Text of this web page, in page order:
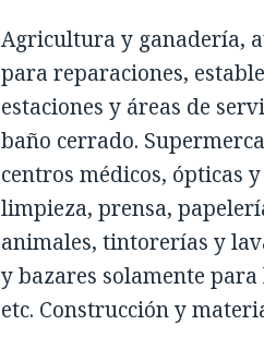
Agricultura y ganadería,
para reparaciones,
estaciones y áreas de
baño cerrado.
centros médicos, ópticas
limpieza, prensa,
animales, tintorerías y
y bazares solamente
etc. Construcción y